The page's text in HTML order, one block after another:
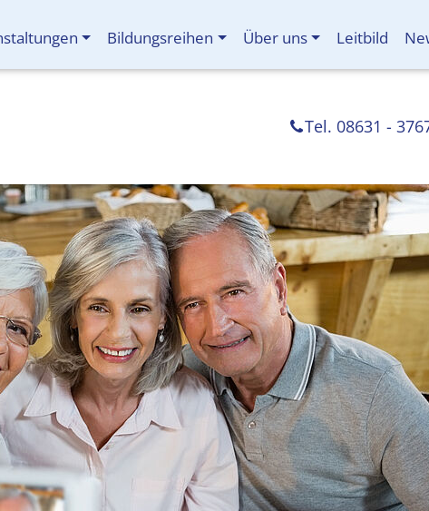
Bildungsreihen Über uns Leitbild
Tel. 08631 -